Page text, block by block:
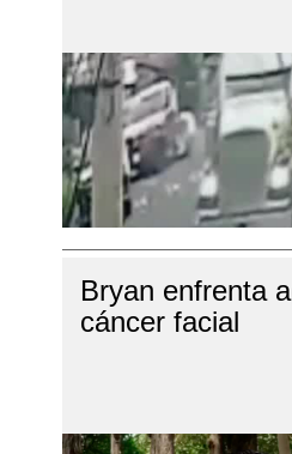
Bryan enfrenta
cáncer facial